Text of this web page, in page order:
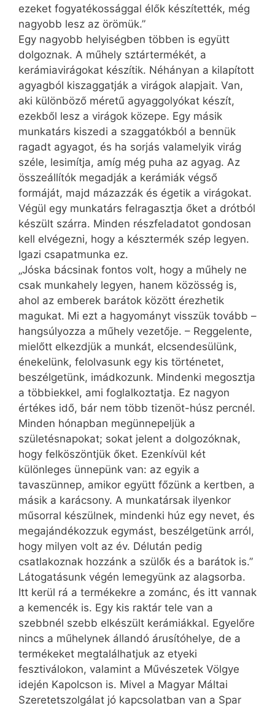
ezeket fogyatékossággal élők készítették, még
nagyobb lesz az örömük.”
Egy nagyobb helyiségben többen is együtt
dolgoznak. A műhely sztártermékét, a
kerámiavirágokat készítik. Néhányan a kilapított
agyagból kiszaggatják a virágok alapjait. Van,
aki különböző méretű agyaggolyókat készít,
ezekből lesz a virágok közepe. Egy másik
munkatárs kiszedi a szaggatókból a bennük
ragadt agyagot, és ha sorjás valamelyik virág
széle, lesimítja, amíg még puha az agyag. Az
összeállítók megadják a kerámiák végső
formáját, majd mázazzák és égetik a virágokat.
Végül egy munkatárs felragasztja őket a drótból
készült szárra. Minden részfeladatot gondosan
kell elvégezni, hogy a késztermék szép legyen.
Igazi csapatmunka ez.
„Jóska bácsinak fontos volt, hogy a műhely ne
csak munkahely legyen, hanem közösség is,
ahol az emberek barátok között érezhetik
magukat. Mi ezt a hagyományt visszük tovább –
hangsúlyozza a műhely vezetője. – Reggelente,
mielőtt elkezdjük a munkát, elcsendesülünk,
énekelünk, felolvasunk egy kis történetet,
beszélgetünk, imádkozunk. Mindenki megosztja
a többiekkel, ami foglalkoztatja. Ez nagyon
értékes idő, bár nem több tizenöt-húsz percnél.
Minden hónapban megünnepeljük a
születésnapokat; sokat jelent a dolgozóknak,
hogy felköszöntjük őket. Ezenkívül két
különleges ünnepünk van: az egyik a
tavaszünnep, amikor együtt főzünk a kertben, a
másik a karácsony. A munkatársak ilyenkor
műsorral készülnek, mindenki húz egy nevet, és
megajándékozzuk egymást, beszélgetünk arról,
hogy milyen volt az év. Délután pedig
csatlakoznak hozzánk a szülők és a barátok is.”
Látogatásunk végén lemegyünk az alagsorba.
Itt kerül rá a termékekre a zománc, és itt vannak
a kemencék is. Egy kis raktár tele van a
szebbnél szebb elkészült kerámiákkal. Egyelőre
nincs a műhelynek állandó árusítóhelye, de a
termékeket megtalálhatjuk az etyeki
fesztiválokon, valamint a Művészetek Völgye
idején Kapolcson is. Mivel a Magyar Máltai
Szeretetszolgálat jó kapcsolatban van a Spar